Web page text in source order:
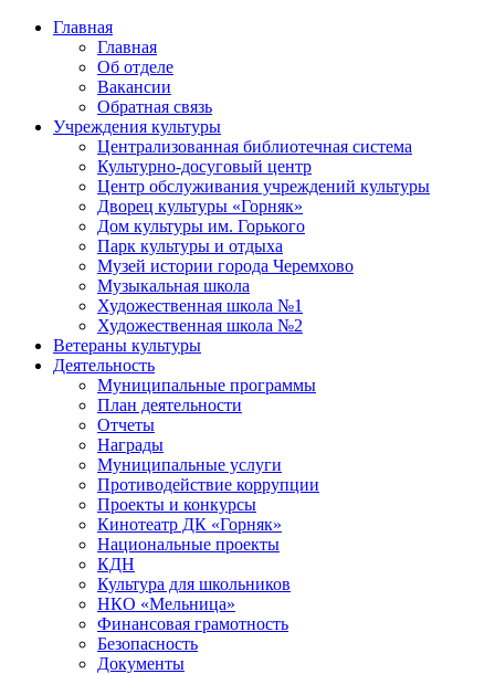
Главная
Главная
Об отделе
Вакансии
Обратная связь
Учреждения культуры
Централизованная библиотечная система
Культурно-досуговый центр
Центр обслуживания учреждений культуры
Дворец культуры «Горняк»
Дом культуры им. Горького
Парк культуры и отдыха
Музей истории города Черемхово
Музыкальная школа
Художественная школа №1
Художественная школа №2
Ветераны культуры
Деятельность
Муниципальные программы
План деятельности
Отчеты
Награды
Муниципальные услуги
Противодействие коррупции
Проекты и конкурсы
Кинотеатр ДК «Горняк»
Национальные проекты
КДН
Культура для школьников
НКО «Мельница»
Финансовая грамотность
Безопасность
Документы